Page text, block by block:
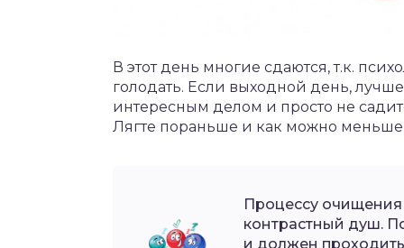
В этот день многие сдаются, т.к.
голодать. Если выходной день,
интересным делом и просто не
Лягте пораньше и как можно меньше
Процессу очищения
контрастный душ.
и должен